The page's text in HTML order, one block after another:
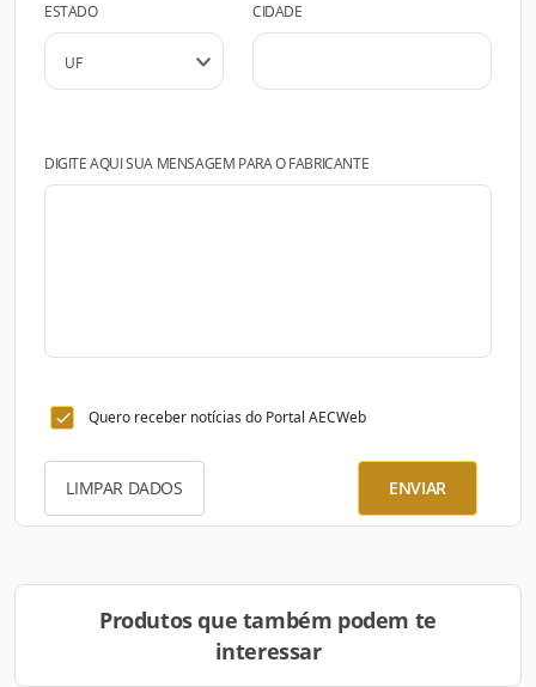
ESTADO CIDADE
DIGITE AQUI SUA MENSAGEM PARA O FABRICANTE
Quero receber notícias do Portal AECWeb
LIMPAR DADOS ENVIAR
Produtos que também podem te
interessar